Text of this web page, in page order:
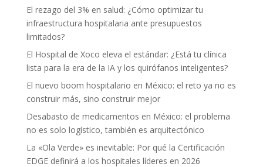
El rezago del 3% en salud: ¿Cómo optimizar tu
infraestructura hospitalaria ante presupuestos
limitados?
El Hospital de Xoco eleva el estándar: ¿Está tu clínica
lista para la era de la IA y los quirófanos inteligentes?
El nuevo boom hospitalario en México: el reto ya no es
construir más, sino construir mejor
Desabasto de medicamentos en México: el problema
no es solo logístico, también es arquitectónico
La «Ola Verde» es inevitable: Por qué la Certificación
EDGE definirá a los hospitales líderes en 2026